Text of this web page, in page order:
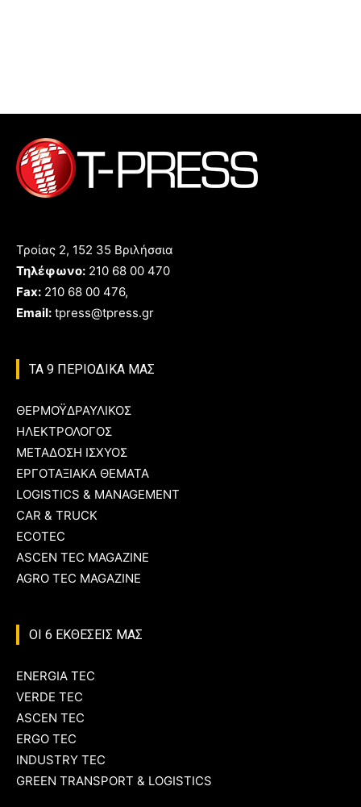
Τροίας 2, 152 35 Βριλήσσια
Τηλέφωνο: 210 68 00 470
Fax: 210 68 00 476,
Email: tpress@tpress.gr
ΤΑ 9 ΠΕΡΙΟΔΙΚΑ ΜΑΣ
ΘΕΡΜΟΫΔΡΑΥΛΙΚΟΣ
ΗΛΕΚΤΡΟΛΟΓΟΣ
ΜΕΤΑΔΟΣΗ ΙΣΧΥΟΣ
ΕΡΓΟΤΑΞΙΑΚΑ ΘΕΜΑΤΑ
LOGISTICS & MANAGEMENT
CAR & TRUCK
ECOTEC
ASCEN TEC MAGAZINE
AGRO TEC MAGAZINE
ΟΙ 6 ΕΚΘΕΣΕΙΣ ΜΑΣ
ENERGIA TEC
VERDE TEC
ASCEN TEC
ERGO TEC
INDUSTRY TEC
GREEN TRANSPORT & LOGISTICS